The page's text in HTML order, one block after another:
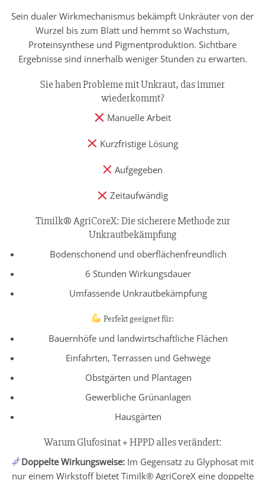
Sein dualer Wirkmechanismus bekämpft Unkräuter von der
Wurzel bis zum Blatt und hemmt so Wachstum,
Proteinsynthese und Pigmentproduktion. Sichtbare
Ergebnisse sind innerhalb weniger Stunden zu erwarten.
Sie haben Probleme mit Unkraut, das immer
wiederkommt?
Manuelle Arbeit
Kurzfristige Lösung
Aufgegeben
Zeitaufwändig
Timilk® AgriCoreX: Die sicherere Methode zur
Unkrautbekämpfung
Bodenschonend und oberflächenfreundlich
6 Stunden Wirkungsdauer
Umfassende Unkrautbekämpfung
Perfekt geeignet für:
Bauernhöfe und landwirtschaftliche Flächen
Einfahrten, Terrassen und Gehwege
Obstgärten und Plantagen
Gewerbliche Grünanlagen
Hausgärten
Warum Glufosinat + HPPD alles verändert:
Doppelte Wirkungsweise: Im Gegensatz zu Glyphosat mit
nur einem Wirkstoff bietet Timilk® AgriCoreX eine doppelte